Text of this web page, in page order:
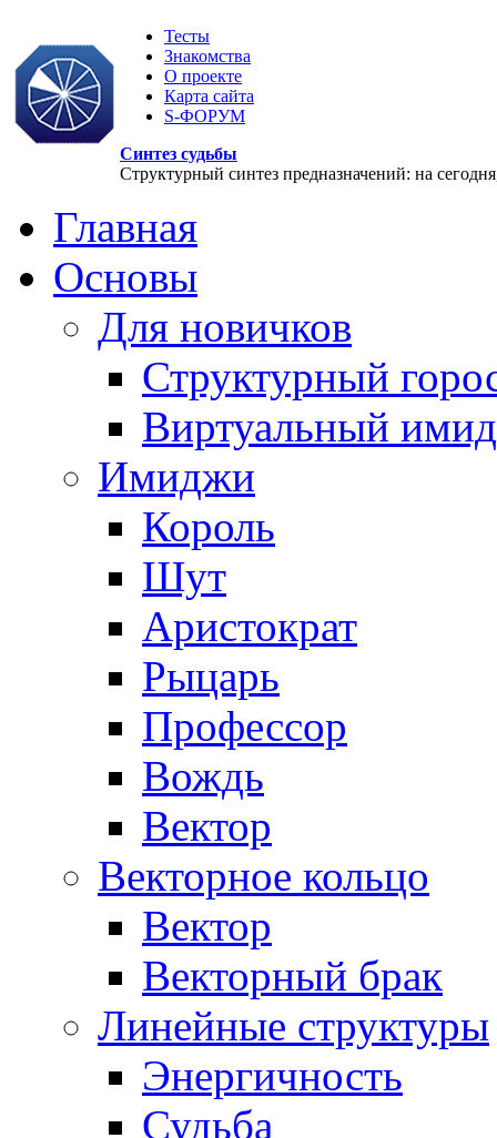
Тесты
Знакомства
О проекте
Карта сайта
S-ФОРУМ
Синтез судьбы
Структурный синтез предназначений: на
Главная
Основы
Для новичков
Структурный
Виртуальный
Имиджи
Король
Шут
Аристократ
Рыцарь
Профессор
Вождь
Вектор
Векторное кольцо
Вектор
Векторный брак
Линейные структуры
Энергичность
Судьба